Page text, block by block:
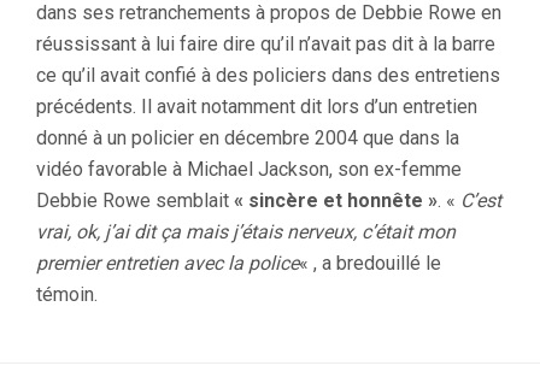
dans ses retranchements à propos de Debbie Rowe en
réussissant à lui faire dire qu’il n’avait pas dit à la barre
ce qu’il avait confié à des policiers dans des entretiens
précédents. Il avait notamment dit lors d’un entretien
donné à un policier en décembre 2004 que dans la
vidéo favorable à Michael Jackson, son ex-femme
Debbie Rowe semblait « sincère et honnête ». « C’est
vrai, ok, j’ai dit ça mais j’étais nerveux, c’était mon
premier entretien avec la police« , a bredouillé le
témoin.